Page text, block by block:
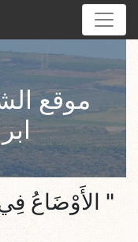
موقع
" الأَوْضَاعُ